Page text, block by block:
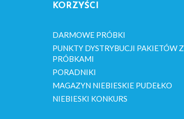
KORZYŚCI
DARMOWE PRÓBKI
PUNKTY DYSTRYBUCJI PAKIETÓW Z
PRÓBKAMI
PORADNIKI
MAGAZYN NIEBIESKIE PUDEŁKO
NIEBIESKI KONKURS